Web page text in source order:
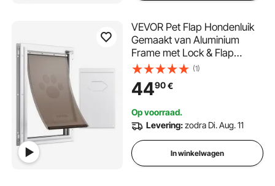
VEVOR Pet Flap Hondenluik
Gemaakt van Aluminium
Frame met Lock & Flap
Systeem 287 x 407 mm,
Weerbestendig Hondenluik
Huisdierdeur Geschikt voor
M) Eenvoudige Installatie
(1)
4490€
Op voorraad.
Levering:zodra Di. Aug. 11
In winkelwagen